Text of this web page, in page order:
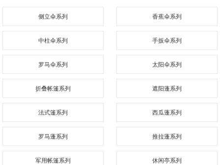
侧立伞系列 香蕉伞系列
中柱伞系列 手扳伞系列
罗马伞系列 太阳伞系列
折叠帐篷系列 遮阳蓬系列
法式篷系列 西瓜蓬系列
罗马蓬系列 推拉蓬系列
军用帐篷系列 休闲亭系列